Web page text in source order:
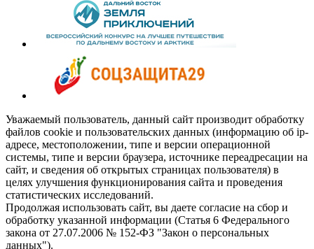
Уважаемый пользователь, данный сайт производит обработку
файлов cookie и пользовательских данных (информацию об ip-
адресе, местоположении, типе и версии операционной
системы, типе и версии браузера, источнике переадресации на
сайт, и сведения об открытых страницах пользователя) в
целях улучшения функционирования сайта и проведения
статистических исследований.
Продолжая использовать сайт, вы даете согласие на сбор и
обработку указанной информации (Статья 6 Федерального
закона от 27.07.2006 № 152-ФЗ "Закон о персональных
данных").